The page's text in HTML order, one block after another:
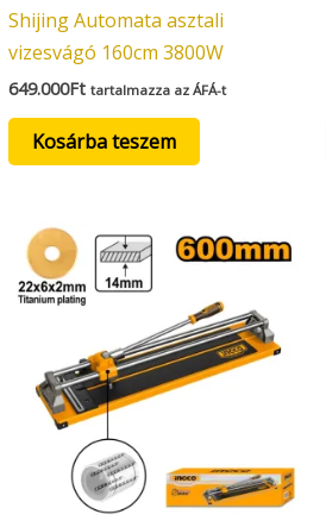
Shijing Automata asztali
vizesvágó 160cm 3800W
649.000Ft tartalmazza az ÁFÁ-t
Kosárba teszem